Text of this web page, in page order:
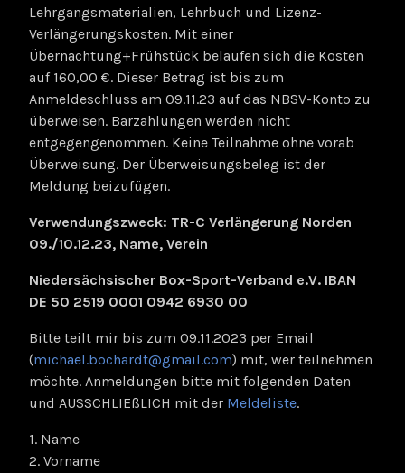
Lehrgangsmaterialien, Lehrbuch und Lizenz-
Verlängerungskosten. Mit einer
Übernachtung+Frühstück belaufen sich die Kosten
auf 160,00 €. Dieser Betrag ist bis zum
Anmeldeschluss am 09.11.23 auf das NBSV-Konto zu
überweisen. Barzahlungen werden nicht
entgegengenommen. Keine Teilnahme ohne vorab
Überweisung. Der Überweisungsbeleg ist der
Meldung beizufügen.
Verwendungszweck: TR-C Verlängerung Norden
09./10.12.23, Name, Verein
Niedersächsischer Box-Sport-Verband e.V. IBAN
DE 50 2519 0001 0942 6930 00
Bitte teilt mir bis zum 09.11.2023 per Email
(michael.bochardt@gmail.com) mit, wer teilnehmen
möchte. Anmeldungen bitte mit folgenden Daten
und AUSSCHLIEßLICH mit der Meldeliste.
1. Name
2. Vorname